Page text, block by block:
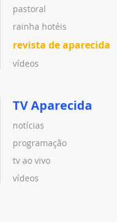
pastoral
rainha hotéis
revista de aparecida
vídeos
TV Aparecida
notícias
programação
tv ao vivo
vídeos